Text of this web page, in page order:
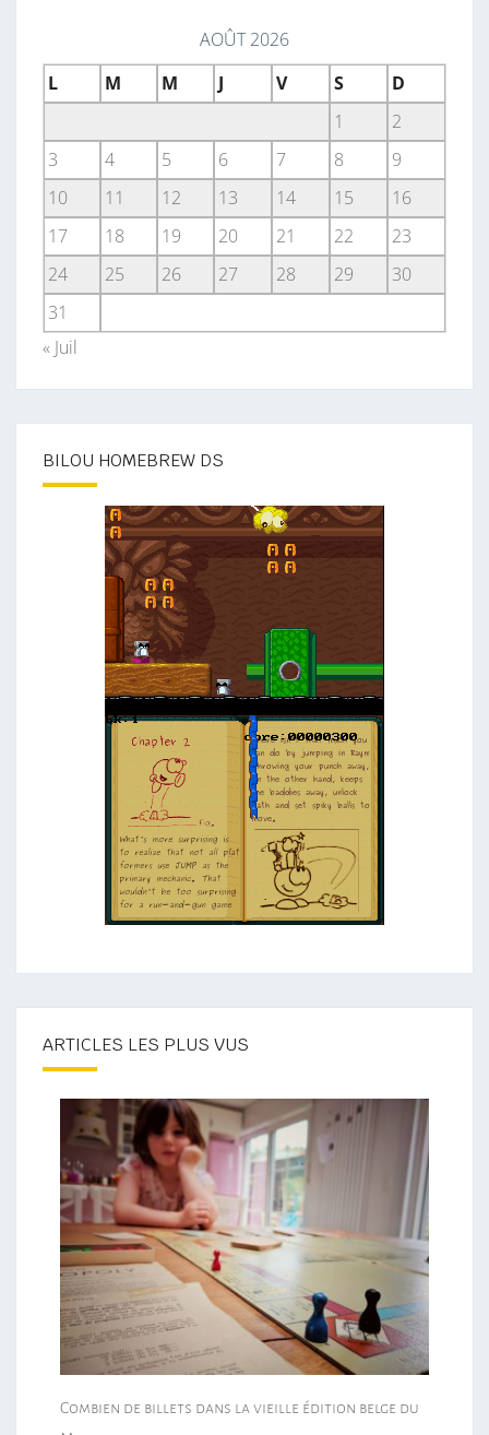
AOÛT 2026
L
M M J V S
D
1
2
3
4 5 6 7 8
9
10
11 12 13 14 15
16
17
18 19 20 21 22
23
24
25 26 27 28 29
30
31
« Juil
BILOU HOMEBREW DS
ARTICLES LES PLUS VUS
Combien de billets dans la vieille édition belge du